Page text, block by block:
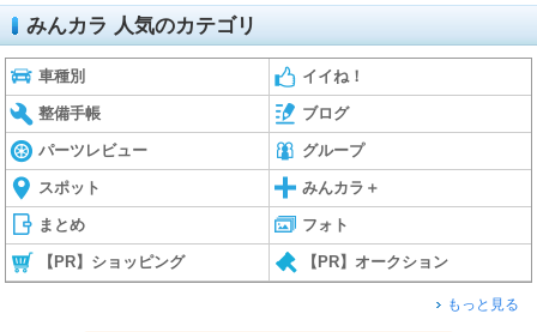
みんカラ 人気のカテゴリ
車種別 イイね！
整備手帳 ブログ
パーツレビュー グループ
スポット みんカラ＋
まとめ フォト
【PR】ショッピング 【PR】オークション
もっと見る